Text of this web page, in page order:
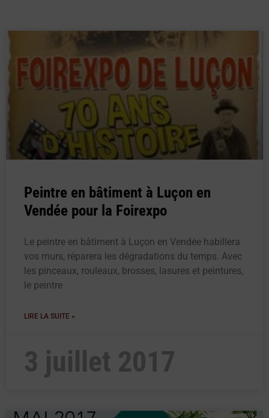
Peintre en bâtiment à Luçon en
Vendée pour la Foirexpo
Le peintre en bâtiment à Luçon en Vendée habillera
vos murs, réparera les dégradations du temps. Avec
les pinceaux, rouleaux, brosses, lasures et peintures,
le peintre
LIRE LA SUITE »
3 juillet 2017